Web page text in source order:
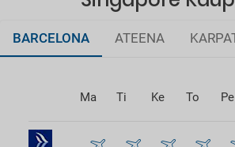
BARCELONA ATEENA
Ma Ti Ke To Pe